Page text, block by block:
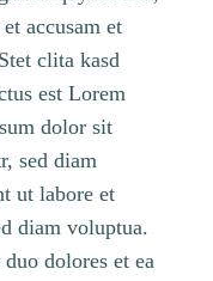
accusam et
clita kasd
est Lorem
dolor sit
sed diam
ut labore et
diam voluptua.
dolores et ea